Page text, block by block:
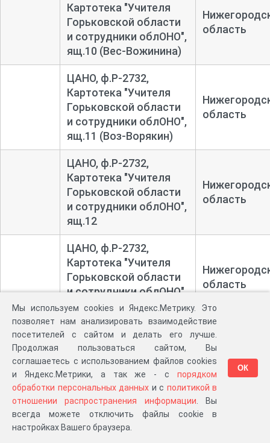
Картотека "Учителя
Горьковской области
и сотрудники облОНО",
ящ.10 (Вес-Вожинина)
область
ЦАНО, ф.Р-2732,
Картотека "Учителя
Горьковской области
и сотрудники облОНО",
ящ.11 (Воз-Ворякин)
область
ЦАНО, ф.Р-2732,
Картотека "Учителя
Горьковской области
и сотрудники облОНО",
ящ.12
область
ЦАНО, ф.Р-2732,
Картотека "Учителя
Горьковской области
и сотрудники облОНО",
ящ.17 (Гус-Даянова)
область
ЦАНО, ф.Р-2732,
Картотека "Учителя
Горьковской области
и сотрудники облОНО",
ящ.2 (Але-Антошин)
область
ЦАНО, ф.Р-2732,
картотека "Учителя
Мы используем cookies и Яндекс.Метрику. Это
позволяет нам анализировать взаимодействие
посетителей с сайтом и делать его лучше.
Продолжая пользоваться сайтом, Вы
соглашаетесь с использованием файлов cookies
и Яндекс.Метрики, а так же - с порядком
обработки персональных данных и с политикой в
отношении распространения информации . Вы
всегда можете отключить файлы cookie в
настройках Вашего браузера.
ОК